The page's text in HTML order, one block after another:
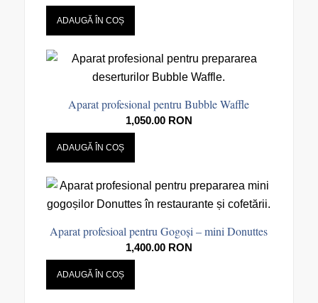
11,500.00 RON.
ADAUGĂ ÎN COȘ
Aparat profesional pentru Bubble Waffle
1,050.00 RON
ADAUGĂ ÎN COȘ
Aparat profesioal pentru Gogoși – mini Donuttes
1,400.00 RON
ADAUGĂ ÎN COȘ